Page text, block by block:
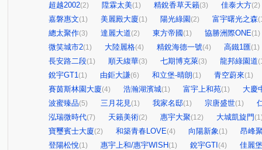
超越2002(2) 陞霖太美(1) 精銳香草天籟(3) 佳泰大方(2)
嘉磐惠文(1) 美麗殿大廈(1) 陽光綠園 (2) 富宇曙光之森
總太聚作(3) 達麗大道(2) 東方帝國 (1) 協勝洲際ONE(1)
微笑城市2(1) 大陸麗格(4) 精銳海德一號(4) 高鐵1匯(1)
長安路二段(1) 順天緮華(3) 七期博克萊(3) 龍邦綠園道
銳宇GT1(1) 由鉅大謙(6) 和立堡-晴朗(1) 青空蔚來(1)
賽茵斯林園大廈(4) 浩瀚湖濱城(1) 富宇上和苑(1)
大慶
波蜜臻品(5) 三月花見(1) 我家名邸(1) 宗唐盛世(1)
泓瑞微時代(7) 天籟美術(2) 惠宇大聚(12) 大城凱旋門
寶璽賓士大廈(2) 和築青春LOVE(4) 向陽新象(1)
昂峰
登陽松悅(1) 惠宇上和/惠宇WISH(1) 銳宇GTI (4)
佳麗堡